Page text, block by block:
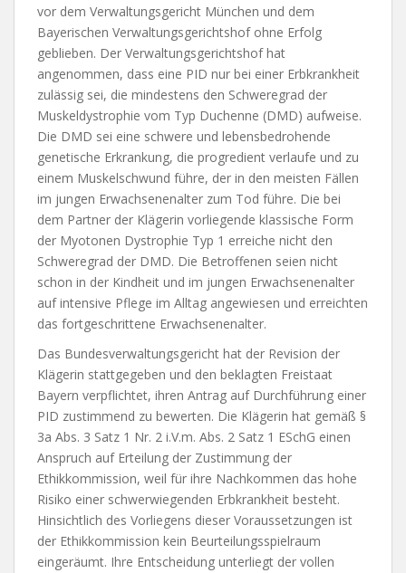
vor dem Verwaltungsgericht München und dem
Bayerischen Verwaltungsgerichtshof ohne Erfolg
geblieben. Der Verwaltungsgerichtshof hat
angenommen, dass eine PID nur bei einer Erbkrankheit
zulässig sei, die mindestens den Schweregrad der
Muskeldystrophie vom Typ Duchenne (DMD) aufweise.
Die DMD sei eine schwere und lebensbedrohende
genetische Erkrankung, die progredient verlaufe und zu
einem Muskelschwund führe, der in den meisten Fällen
im jungen Erwachsenenalter zum Tod führe. Die bei
dem Partner der Klägerin vorliegende klassische Form
der Myotonen Dystrophie Typ 1 erreiche nicht den
Schweregrad der DMD. Die Betroffenen seien nicht
schon in der Kindheit und im jungen Erwachsenenalter
auf intensive Pflege im Alltag angewiesen und erreichten
das fortgeschrittene Erwachsenenalter.
Das Bundesverwaltungsgericht hat der Revision der
Klägerin stattgegeben und den beklagten Freistaat
Bayern verpflichtet, ihren Antrag auf Durchführung einer
PID zustimmend zu bewerten. Die Klägerin hat gemäß §
3a Abs. 3 Satz 1 Nr. 2 i.V.m. Abs. 2 Satz 1 ESchG einen
Anspruch auf Erteilung der Zustimmung der
Ethikkommission, weil für ihre Nachkommen das hohe
Risiko einer schwerwiegenden Erbkrankheit besteht.
Hinsichtlich des Vorliegens dieser Voraussetzungen ist
der Ethikkommission kein Beurteilungsspielraum
eingeräumt. Ihre Entscheidung unterliegt der vollen